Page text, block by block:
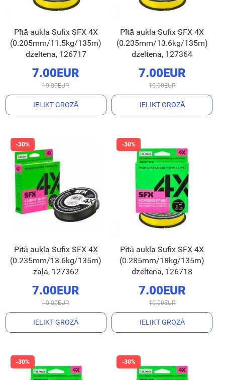
Pītā aukla Sufix SFX 4X
(0.205mm/11.5kg/135m)
dzeltena, 126717
7.00EUR
10.00EUR
IELIKT GROZĀ
Pītā aukla Sufix SFX 4X
(0.235mm/13.6kg/135m)
dzeltena, 127364
7.00EUR
10.00EUR
IELIKT GROZĀ
Pītā aukla Sufix SFX 4X
(0.235mm/13.6kg/135m)
zaļa, 127362
7.00EUR
10.00EUR
IELIKT GROZĀ
Pītā aukla Sufix SFX 4X
(0.285mm/18kg/135m)
dzeltena, 126718
7.00EUR
10.00EUR
IELIKT GROZĀ